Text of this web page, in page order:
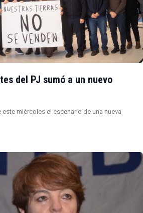
del PJ sumó a un nuevo
este miércoles el escenario de una nueva